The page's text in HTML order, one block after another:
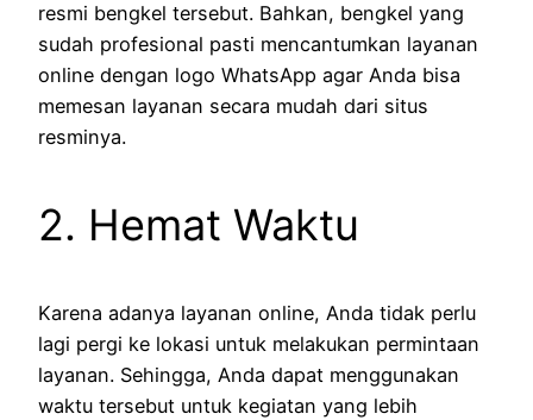
resmi bengkel tersebut. Bahkan, bengkel yang
sudah profesional pasti mencantumkan layanan
online dengan logo WhatsApp agar Anda bisa
memesan layanan secara mudah dari situs
resminya.
2. Hemat Waktu
Karena adanya layanan online, Anda tidak perlu
lagi pergi ke lokasi untuk melakukan permintaan
layanan. Sehingga, Anda dapat menggunakan
waktu tersebut untuk kegiatan yang lebih